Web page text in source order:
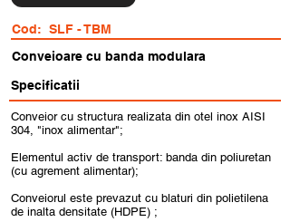
Cod: SLF - TBM
Conveioare cu banda modulara
Specificatii
Conveior cu structura realizata din otel inox AISI
304, "inox alimentar";
Elementul activ de transport: banda din poliuretan
(cu agrement alimentar);
Conveiorul este prevazut cu blaturi din polietilena
de inalta densitate (HDPE) ;